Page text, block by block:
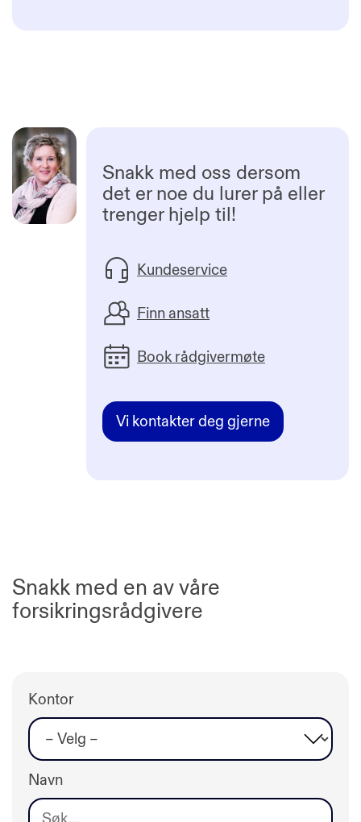
Snakk med oss dersom
det er noe du lurer på eller
trenger hjelp til!
Kundeservice
Finn ansatt
Book rådgivermøte
Vi kontakter deg gjerne
Snakk med en av våre
forsikringsrådgivere
Kontor
Navn